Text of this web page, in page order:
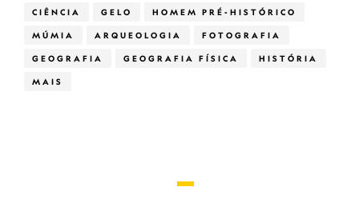
CIÊNCIA GELO HOMEM PRÉ-HISTÓRICO
MÚMIA ARQUEOLOGIA FOTOGRAFIA
GEOGRAFIA GEOGRAFIA FÍSICA HISTÓRIA
MAIS